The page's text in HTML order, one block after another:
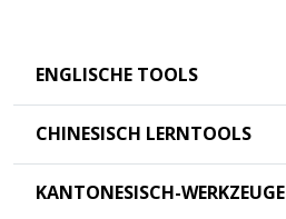
ENGLISCHE TOOLS
CHINESISCH LERNTOOLS
KANTONESISCH-WERKZEUGE